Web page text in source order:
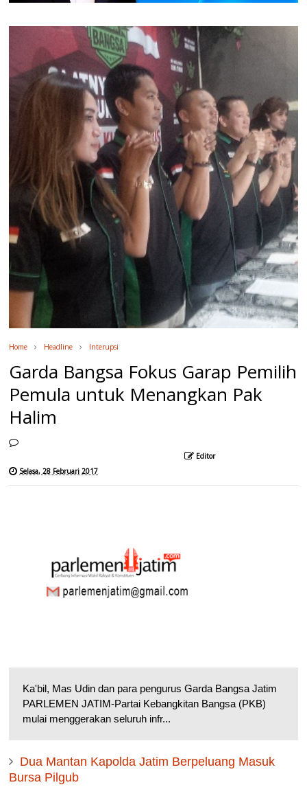
Home Headline Interupsi
Garda Bangsa Fokus Garap Pemilih
Pemula untuk Menangkan Pak
Halim
Editor
Selasa, 28 Februari 2017
Ka'bil, Mas Udin dan para pengurus Garda Bangsa Jatim
PARLEMEN JATIM-Partai Kebangkitan Bangsa (PKB)
mulai menggerakan seluruh infr...
Dua Mantan Kapolda Jatim Berpeluang Masuk
Bursa Pilgub